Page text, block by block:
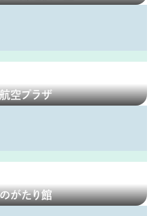
空プラザ
がたり館